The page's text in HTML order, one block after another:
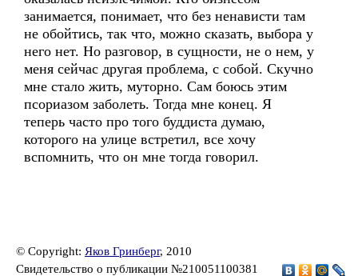
занимается, понимает, что без ненависти там
не обойтись, так что, можно сказать, выбора у
него нет. Но разговор, в сущности, не о нем, у
меня сейчас другая проблема, с собой. Скучно
мне стало жить, муторно. Сам боюсь этим
псориазом заболеть. Тогда мне конец. Я
теперь часто про того буддиста думаю,
которого на улице встретил, все хочу
вспомнить, что он мне тогда говорил.
© Copyright: Яков Гринберг, 2010
Свидетельство о публикации №210051100381